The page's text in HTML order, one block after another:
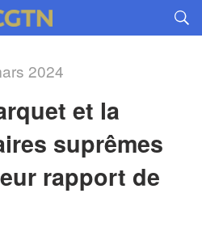
2024
et la
suprêmes
rapport de